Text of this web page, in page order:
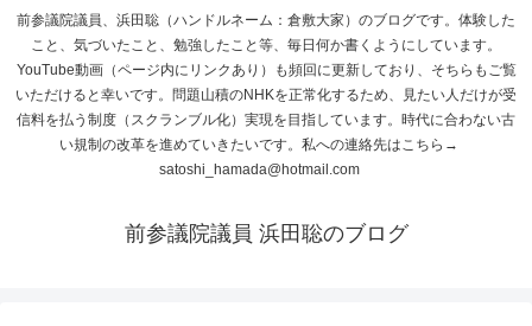
前参議院議員、浜田聡（ハンドルネーム：倉敷大家）のブログです。体験した
こと、気づいたこと、勉強したこと等、毎日何か書くようにしています。
YouTube動画（ページ内にリンクあり）も頻回に更新しており、そちらもご覧
いただけると幸いです。問題山積のNHKを正常化するため、見たい人だけが受
信料を払う制度（スクランブル化）実現を目指しています。時代に合わない古
い規制の改革を進めていきたいです。私への連絡先はこちら→
satoshi_hamada@hotmail.com
前参議院議員 浜田聡のブログ